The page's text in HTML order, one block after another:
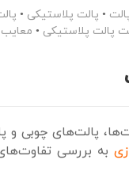
• پالت پلاستیکی •
پالت پلاستیکی •
پالت‌های چوبی و
به بررسی